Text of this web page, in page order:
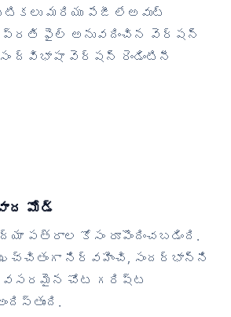
మరియు పేజీ లేఅవుట్
ప్రతి ఫైల్ అనువదించిన వెర్షన్
ద్విభాషా వెర్షన్ రెండింటినీ
మోడ్
పత్రాల కోసం రూపొందించబడింది.
నిర్వహించి, సందర్భాన్ని
చోట గరిష్ట